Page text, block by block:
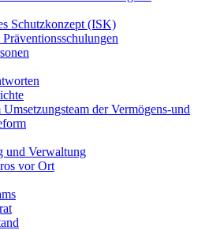
Schutzkonzept (ISK)
der Vermögens-und
und Verwaltung
vor Ort